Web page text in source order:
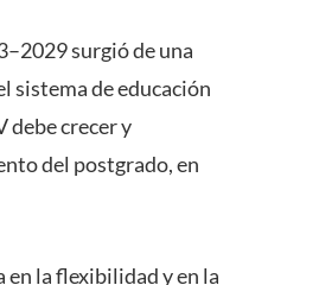
surgió de una
sistema de educación
debe crecer y
del postgrado, en
la flexibilidad y en la